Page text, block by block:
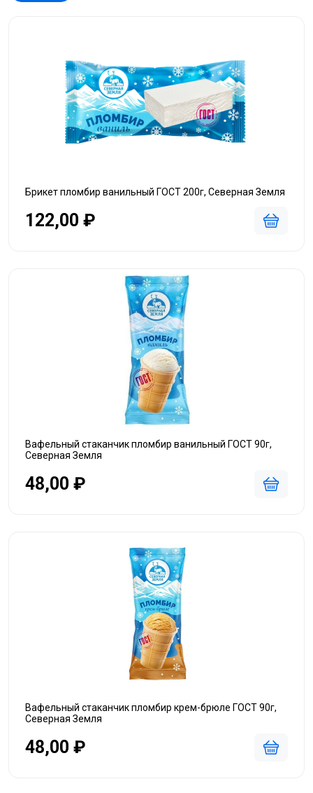
Брикет пломбир ванильный ГОСТ 200г, Северная Земля
122,00 ₽
Вафельный стаканчик пломбир ванильный ГОСТ 90г,
Северная Земля
48,00 ₽
Вафельный стаканчик пломбир крем-брюле ГОСТ 90г,
Северная Земля
48,00 ₽